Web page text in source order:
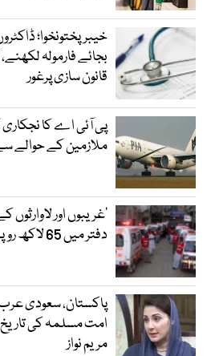
خیبرپختونخوا؛
بجائے فارمولہ
قانون سازی پرغور
پی آئی اے کا
ملازمین کے حوالے
’غریبوں اور
دفتر میں 65 لاکھ روپے کی ڈکیتی
پاکستان، سعودی
امت مسلمہ کی
مریم نواز